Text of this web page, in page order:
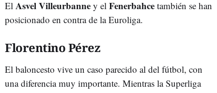
El Asvel Villeurbanne y el Fenerbahce también se han
posicionado en contra de la Euroliga.
Florentino Pérez
El baloncesto vive un caso parecido al del fútbol, con
una diferencia muy importante. Mientras la Superliga